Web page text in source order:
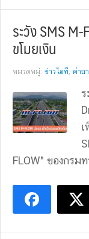
ระวัง SMS
ขโมยเงิน
หมวดหมู่: ข่าวไอที, คำถ
ร
FLOW" ของกรมท